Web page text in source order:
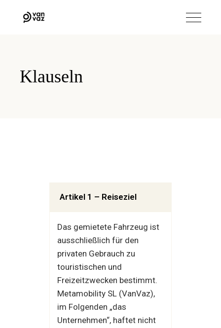
Klauseln
Artikel 1 – Reiseziel
Das gemietete Fahrzeug ist
ausschließlich für den
privaten Gebrauch zu
touristischen und
Freizeitzwecken bestimmt.
Metamobility SL (VanVaz),
im Folgenden „das
Unternehmen“, haftet nicht